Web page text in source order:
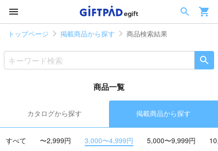
トップページ 掲載商品から探す 商品検索結果
商品一覧
カタログから探す 掲載商品から探す
すべて 〜2,999円 3,000〜4,999円 5,000〜9,999円